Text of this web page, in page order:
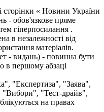
сторінки « Новини України
- обов'язкове пряме
гіперпосилання .
в незалежності від
матеріалів.
- видань) - повинна бути
в першому абзаці
"Експертиза", "Заява",
"Вибори", "Тест-драйв",
на правах